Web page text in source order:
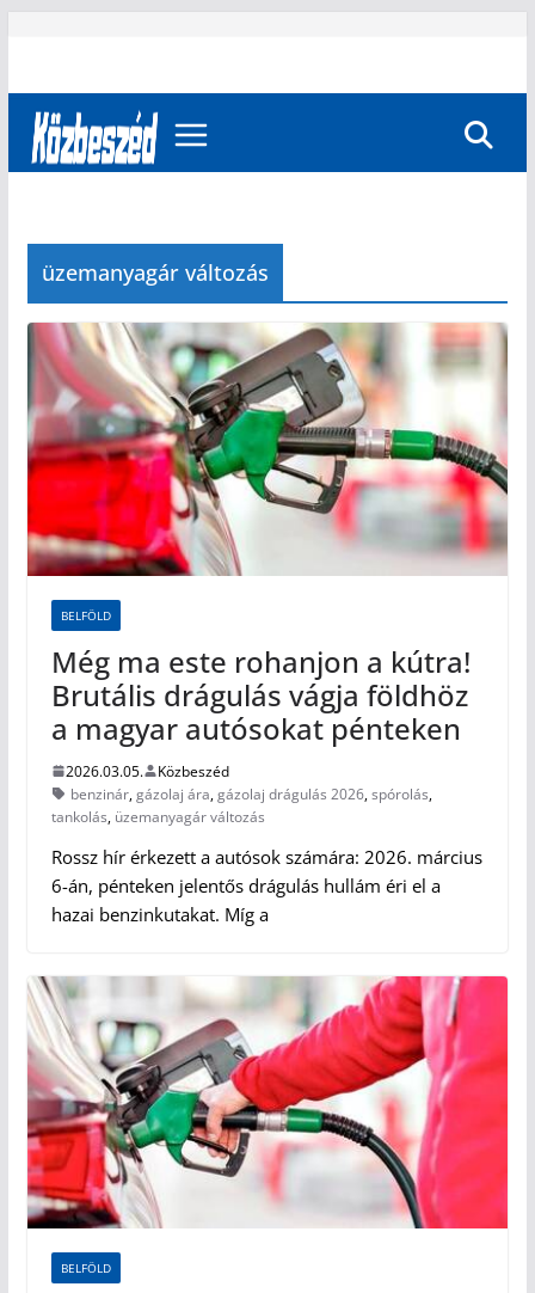
üzemanyagár változás
BELFÖLD
Még ma este rohanjon a kútra!
Brutális drágulás vágja földhöz
a magyar autósokat pénteken
2026.03.05.
Közbeszéd
benzinár,gázolaj ára,gázolaj drágulás 2026,spórolás,
tankolás, üzemanyagár változás
Rossz hír érkezett a autósok számára: 2026. március
6-án, pénteken jelentős drágulás hullám éri el a
hazai benzinkutakat. Míg a
BELFÖLD